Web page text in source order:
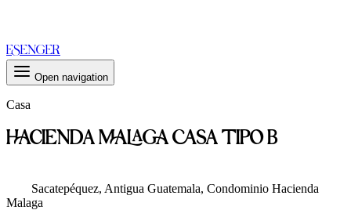
ESENGER
Open navigation
Casa
HACIENDA MALAGA CASA TIPO B
Sacatepéquez, Antigua Guatemala, Condominio Hacienda
Malaga